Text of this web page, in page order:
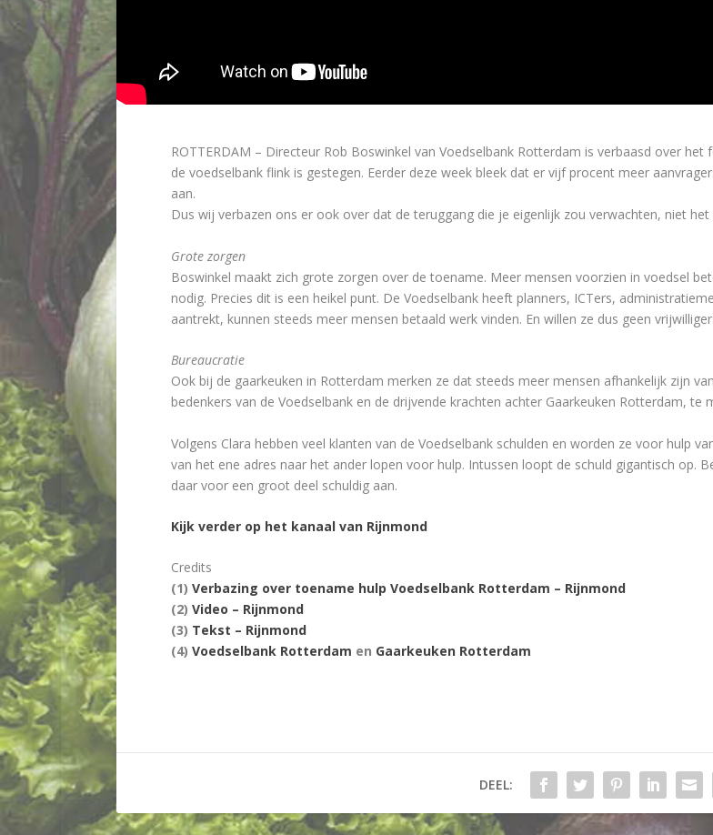
ROTTERDAM – Directeur Rob Boswinkel van Voedselbank Rotterdam is verbaasd over
de voedselbank flink is gestegen. Eerder deze week bleek dat er vijf procent meer
aan.
Dus wij verbazen ons er ook over dat de teruggang die je eigenlijk zou verwachten, niet
Grote zorgen
Boswinkel maakt zich grote zorgen over de toename. Meer mensen voorzien in voedsel
nodig. Precies dit is een heikel punt. De Voedselbank heeft planners, ICTers,
aantrekt, kunnen steeds meer mensen betaald werk vinden. En willen ze dus geen
Bureaucratie
Ook bij de gaarkeuken in Rotterdam merken ze dat steeds meer mensen afhankelijk zijn
bedenkers van de Voedselbank en de drijvende krachten achter Gaarkeuken Rotterdam, te
Volgens Clara hebben veel klanten van de Voedselbank schulden en worden ze voor hulp
van het ene adres naar het ander lopen voor hulp. Intussen loopt de schuld gigantisch op.
daar voor een groot deel schuldig aan.
Kijk verder op het kanaal van Rijnmond
Credits
(1) Verbazing over toename hulp Voedselbank Rotterdam – Rijnmond
(2) Video – Rijnmond
(3) Tekst – Rijnmond
(4) Voedselbank Rotterdam en Gaarkeuken Rotterdam
DEEL: